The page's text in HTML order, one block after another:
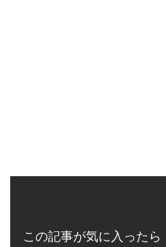
この記事が気に入ったら